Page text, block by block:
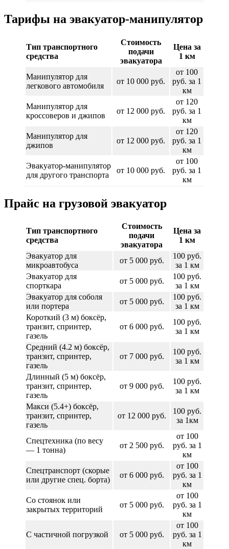
Тарифы на эвакуатор-манипулятор
Тип транспортного
средства
Стоимость
подачи
эвакуатора
Цена за
1 км
Манипулятор для
легкового автомобиля
от 10 000 руб.
от 100
руб. за 1
км
Манипулятор для
кроссоверов и джипов
от 12 000 руб.
от 120
руб. за 1
км
Манипулятор для
джипов
от 12 000 руб.
от 120
руб. за 1
км
Эвакуатор-манипулятор
для другого транспорта
от 10 000 руб.
от 100
руб. за 1
км
Прайс на грузовой эвакуатор
Тип транспортного
средства
Стоимость
подачи
эвакуатора
Цена за
1 км
Эвакуатор для
микроавтобуса
от 5 000 руб.
100 руб.
за 1 км
Эвакуатор для
спорткара
от 5 000 руб.
100 руб.
за 1 км
Эвакуатор для соболя
или портера
от 5 000 руб.
100 руб.
за 1 км
Короткий (3 м) боксёр,
транзит, спринтер,
газель
от 6 000 руб.
100 руб.
за 1 км
Средний (4.2 м) боксёр,
транзит, спринтер,
газель
от 7 000 руб.
100 руб.
за 1 км
Длинный (5 м) боксёр,
транзит, спринтер,
газель
от 9 000 руб.
100 руб.
за 1 км
Макси (5.4+) боксёр,
транзит, спринтер,
газель
от 12 000 руб.
100 руб.
за 1км
Спецтехника (по весу
— 1 тонна)
от 2 500 руб.
от 100
руб. за 1
км
Спецтранспорт (скорые
или другие спец. борта)
от 6 000 руб.
от 100
руб. за 1
км
Со стоянок или
закрытых территорий
от 5 000 руб.
от 100
руб. за 1
км
С частичной погрузкой от 5 000 руб.
от 100
руб. за 1
км